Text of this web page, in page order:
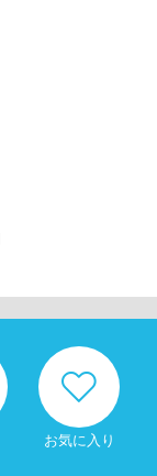
お気に入り